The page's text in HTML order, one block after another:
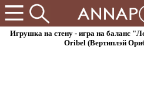
Игрушка на стену - игра на баланс
Oribel (Вертиплэй